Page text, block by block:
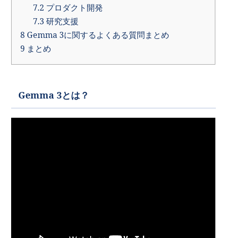
7.2 プロダクト開発
7.3 研究支援
8 Gemma 3に関するよくある質問まとめ
9 まとめ
Gemma 3とは？